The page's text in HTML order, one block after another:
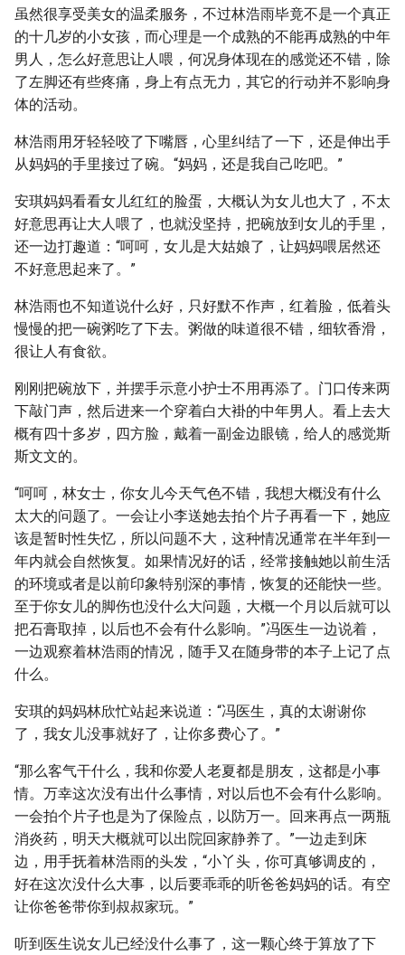
虽然很享受美女的温柔服务，不过林浩雨毕竟不是一个真正
的十几岁的小女孩，而心理是一个成熟的不能再成熟的中年
男人，怎么好意思让人喂，何况身体现在的感觉还不错，除
了左脚还有些疼痛，身上有点无力，其它的行动并不影响身
体的活动。
林浩雨用牙轻轻咬了下嘴唇，心里纠结了一下，还是伸出手
从妈妈的手里接过了碗。“妈妈，还是我自己吃吧。”
安琪妈妈看看女儿红红的脸蛋，大概认为女儿也大了，不太
好意思再让大人喂了，也就没坚持，把碗放到女儿的手里，
还一边打趣道：“呵呵，女儿是大姑娘了，让妈妈喂居然还
不好意思起来了。”
林浩雨也不知道说什么好，只好默不作声，红着脸，低着头
慢慢的把一碗粥吃了下去。粥做的味道很不错，细软香滑，
很让人有食欲。
刚刚把碗放下，并摆手示意小护士不用再添了。门口传来两
下敲门声，然后进来一个穿着白大褂的中年男人。看上去大
概有四十多岁，四方脸，戴着一副金边眼镜，给人的感觉斯
斯文文的。
“呵呵，林女士，你女儿今天气色不错，我想大概没有什么
太大的问题了。一会让小李送她去拍个片子再看一下，她应
该是暂时性失忆，所以问题不大，这种情况通常在半年到一
年内就会自然恢复。如果情况好的话，经常接触她以前生活
的环境或者是以前印象特别深的事情，恢复的还能快一些。
至于你女儿的脚伤也没什么大问题，大概一个月以后就可以
把石膏取掉，以后也不会有什么影响。”冯医生一边说着，
一边观察着林浩雨的情况，随手又在随身带的本子上记了点
什么。
安琪的妈妈林欣忙站起来说道：“冯医生，真的太谢谢你
了，我女儿没事就好了，让你多费心了。”
“那么客气干什么，我和你爱人老夏都是朋友，这都是小事
情。万幸这次没有出什么事情，对以后也不会有什么影响。
一会拍个片子也是为了保险点，以防万一。回来再点一两瓶
消炎药，明天大概就可以出院回家静养了。”一边走到床
边，用手抚着林浩雨的头发，“小丫头，你可真够调皮的，
好在这次没什么大事，以后要乖乖的听爸爸妈妈的话。有空
让你爸爸带你到叔叔家玩。”
听到医生说女儿已经没什么事了，这一颗心终于算放了下